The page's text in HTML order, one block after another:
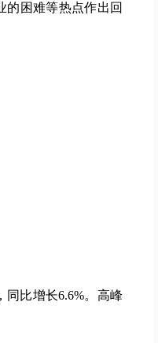
的困难等热点作出回
比增长6.6%。高峰